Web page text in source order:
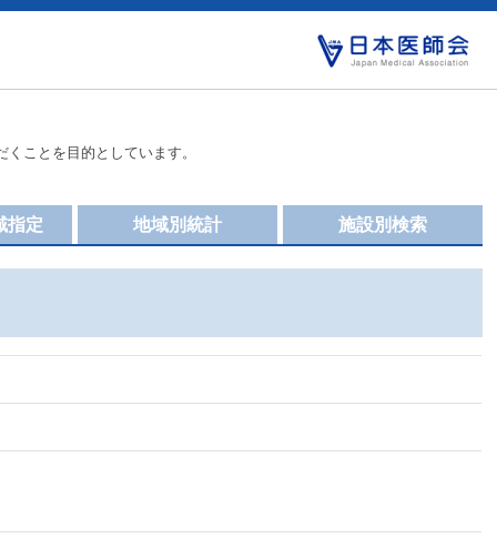
ことを目的としています。
施設別検索
地域別統計
指定